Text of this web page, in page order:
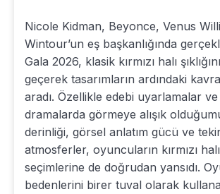
Nicole Kidman, Beyonce, Venus
Wintour’un eş başkanlığında
Gala 2026, klasik kırmızı halı
geçerek tasarımların ardındaki
aradı. Özellikle edebi uyarlamalar
dramalarda görmeye alışık
derinliği, görsel anlatım gücü ve
atmosferler, oyuncuların kırmızı
seçimlerine de doğrudan yansıdı.
bedenlerini birer tuval olarak